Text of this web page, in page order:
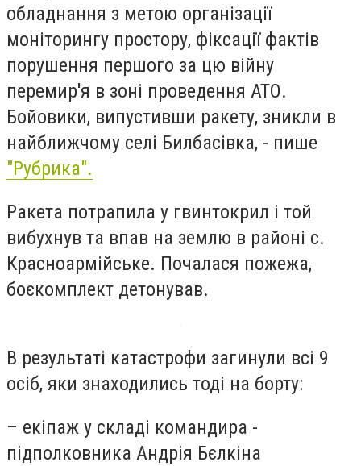
обладнання з метою організації
моніторингу простору, фіксації фактів
порушення першого за цю війну
перемир'я в зоні проведення АТО.
Бойовики, випустивши ракету, зникли в
найближчому селі Билбасівка, - пише
"Рубрика".
Ракета потрапила у гвинтокрил і той
вибухнув та впав на землю в районі c.
Красноармійське. Почалася пожежа,
боєкомплект детонував.
В результаті катастрофи загинули всі 9
осіб, яки знаходились тоді на борту:
– екіпаж у складі командира -
підполковника Андрія Бєлкіна